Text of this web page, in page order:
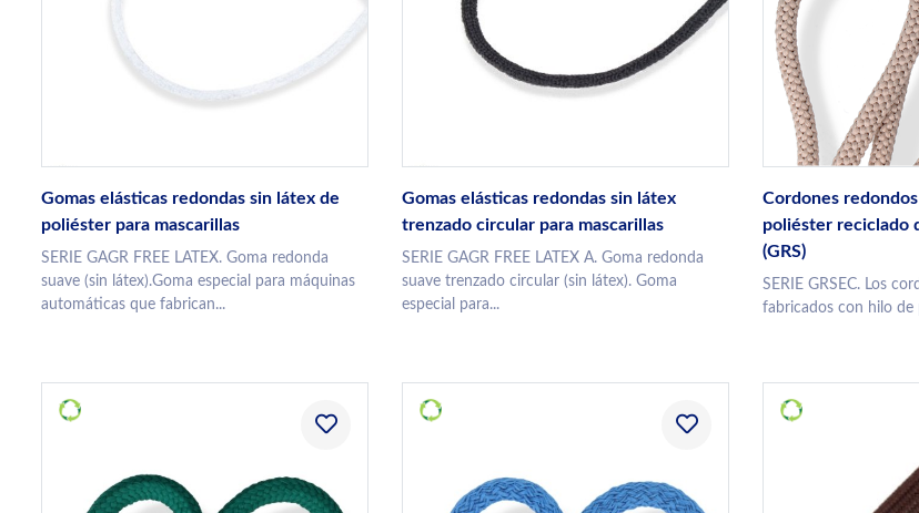
Gomas elásticas redondas sin látex de
poliéster para mascarillas
SERIE GAGR FREE LATEX. Goma redonda
suave (sin látex).Goma especial para máquinas
automáticas que fabrican...
Gomas elásticas redondas sin látex
trenzado circular para mascarillas
SERIE GAGR FREE LATEX A. Goma redonda
suave trenzado circular (sin látex). Goma
especial para...
Cordones
poliéster reciclado
(GRS)
SERIE GRSEC. Los
fabricados con hilo de